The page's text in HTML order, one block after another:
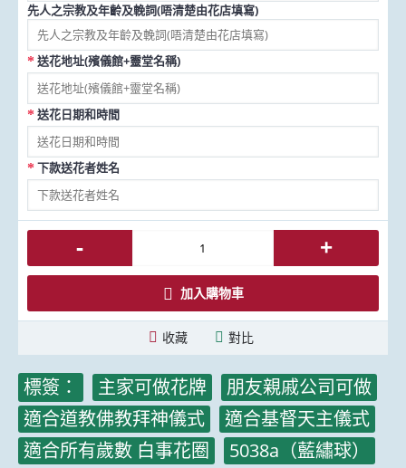
先人之宗教及年齡及輓詞(唔清楚由花店填寫)
送花地址(殯儀館+靈堂名稱)
送花日期和時間
下款送花者姓名
- +
加入購物車
收藏 對比
標簽： 主家可做花牌 朋友親戚公司可做
適合道教佛教拜神儀式
適合基督天主儀式
適合所有歲數 白事花圈
5038a（藍繡球）